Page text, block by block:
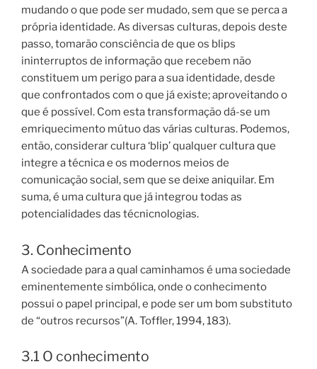
mudando o que pode ser mudado, sem que se perca a
própria identidade. As diversas culturas, depois deste
passo, tomarão consciência de que os blips
ininterruptos de informação que recebem não
constituem um perigo para a sua identidade, desde
que confrontados com o que já existe; aproveitando o
que é possível. Com esta transformação dá-se um
emriquecimento mútuo das várias culturas. Podemos,
então, considerar cultura ‘blip’ qualquer cultura que
integre a técnica e os modernos meios de
comunicação social, sem que se deixe aniquilar. Em
suma, é uma cultura que já integrou todas as
potencialidades das técnicnologias.
3. Conhecimento
A sociedade para a qual caminhamos é uma sociedade
eminentemente simbólica, onde o conhecimento
possui o papel principal, e pode ser um bom substituto
de “outros recursos”(A. Toffler, 1994, 183).
3.1 O conhecimento